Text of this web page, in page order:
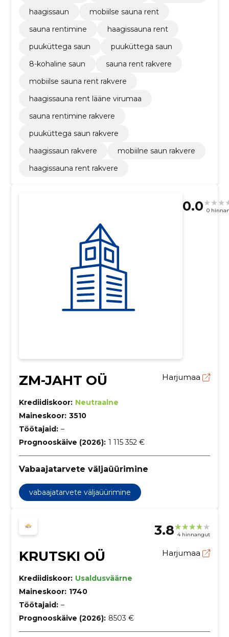
haagissaun
mobiilse sauna rent
sauna rentimine
haagissauna rent
puuküttega saun
puuküttega saun
8-kohaline saun
sauna rent rakvere
mobiilse sauna rent rakvere
haagissauna rent lääne virumaa
sauna rentimine rakvere
puuküttega saun rakvere
haagissaun rakvere
mobiilne saun rakvere
haagissauna rent rakvere
0.0 0
ZM-JAHT OÜ Harjumaa
Krediidiskoor: Neutraalne
Maineskoor: 3510
Töötajaid: –
Prognooskäive (2026): 1 115 352 €
Vabaajatarvete väljaüürimine
vabaajatarvete väljaüürimine
3.8 4 hinnangut
KRUTSKI OÜ Harjumaa
Krediidiskoor: Usaldusväärne
Maineskoor: 1740
Töötajaid: –
Prognooskäive (2026): 8503 €